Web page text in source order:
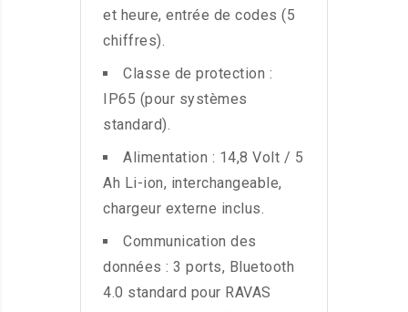
et heure, entrée de codes (5
chiffres).
Classe de protection :
IP65 (pour systèmes
standard).
Alimentation : 14,8 Volt / 5
Ah Li-ion, interchangeable,
chargeur externe inclus.
Communication des
données : 3 ports, Bluetooth
4.0 standard pour RAVAS